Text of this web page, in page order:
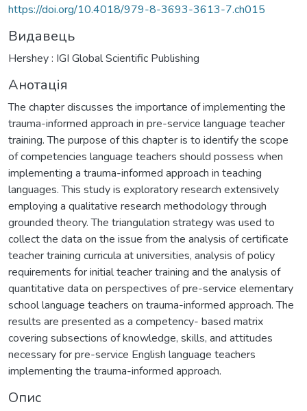
https://doi.org/10.4018/979-8-3693-3613-7.ch015
Видавець
Hershey : IGI Global Scientific Publishing
Анотація
The chapter discusses the importance of implementing the
trauma-informed approach in pre-service language teacher
training. The purpose of this chapter is to identify the scope
of competencies language teachers should possess when
implementing a trauma-informed approach in teaching
languages. This study is exploratory research extensively
employing a qualitative research methodology through
grounded theory. The triangulation strategy was used to
collect the data on the issue from the analysis of certificate
teacher training curricula at universities, analysis of policy
requirements for initial teacher training and the analysis of
quantitative data on perspectives of pre-service elementary
school language teachers on trauma-informed approach. The
results are presented as a competency- based matrix
covering subsections of knowledge, skills, and attitudes
necessary for pre-service English language teachers
implementing the trauma-informed approach.
Опис